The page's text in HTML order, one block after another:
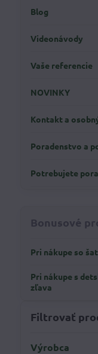
Filtrovať
Výrobca
Blog
Videonávody
Vaše referencie
NOVINKY
Kontakt a
Poradenstvo a
Potrebujete
Bonusové
Pri nákupe so
Pri nákupe s
zľava